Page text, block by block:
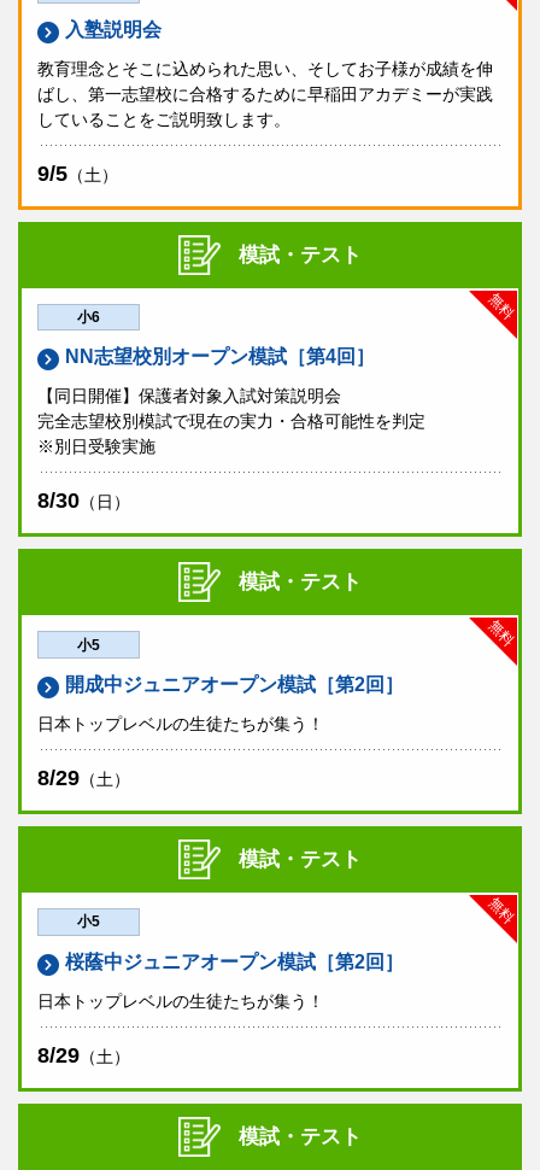
入塾説明会
教育理念とそこに込められた思い、そしてお子様が成績を伸
ばし、第一志望校に合格するために早稲田アカデミーが実践
していることをご説明致します。
9/5 （土）
模試・テスト
無料
小6
NN志望校別オープン模試［第4回］
【同日開催】保護者対象入試対策説明会
完全志望校別模試で現在の実力・合格可能性を判定
※別日受験実施
8/30 （日）
模試・テスト
無料
小5
開成中ジュニアオープン模試［第2回］
日本トップレベルの生徒たちが集う！
8/29 （土）
模試・テスト
無料
小5
桜蔭中ジュニアオープン模試［第2回］
日本トップレベルの生徒たちが集う！
8/29 （土）
模試・テスト